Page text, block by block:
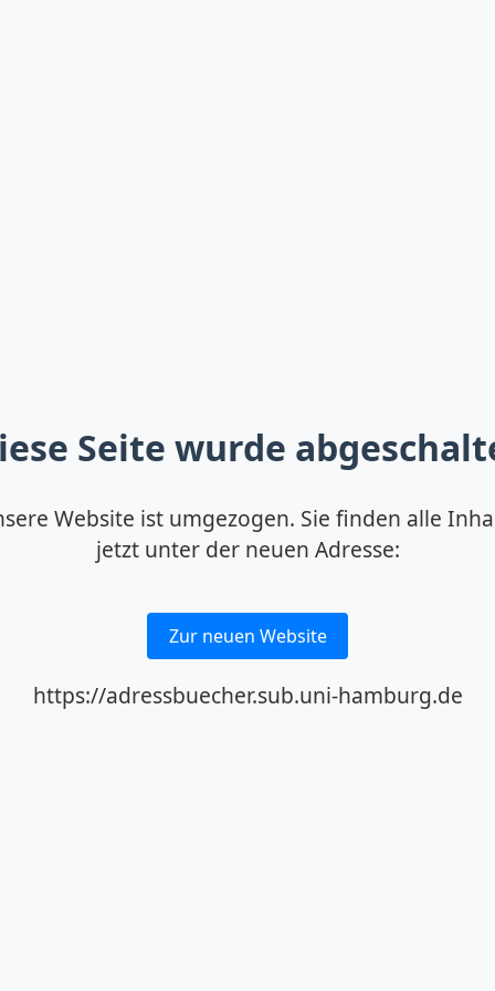
Seite wurde
Website ist umgezogen. Sie finden alle
jetzt unter der neuen Adresse:
Zur neuen Website
https://adressbuecher.sub.uni-hamburg.de